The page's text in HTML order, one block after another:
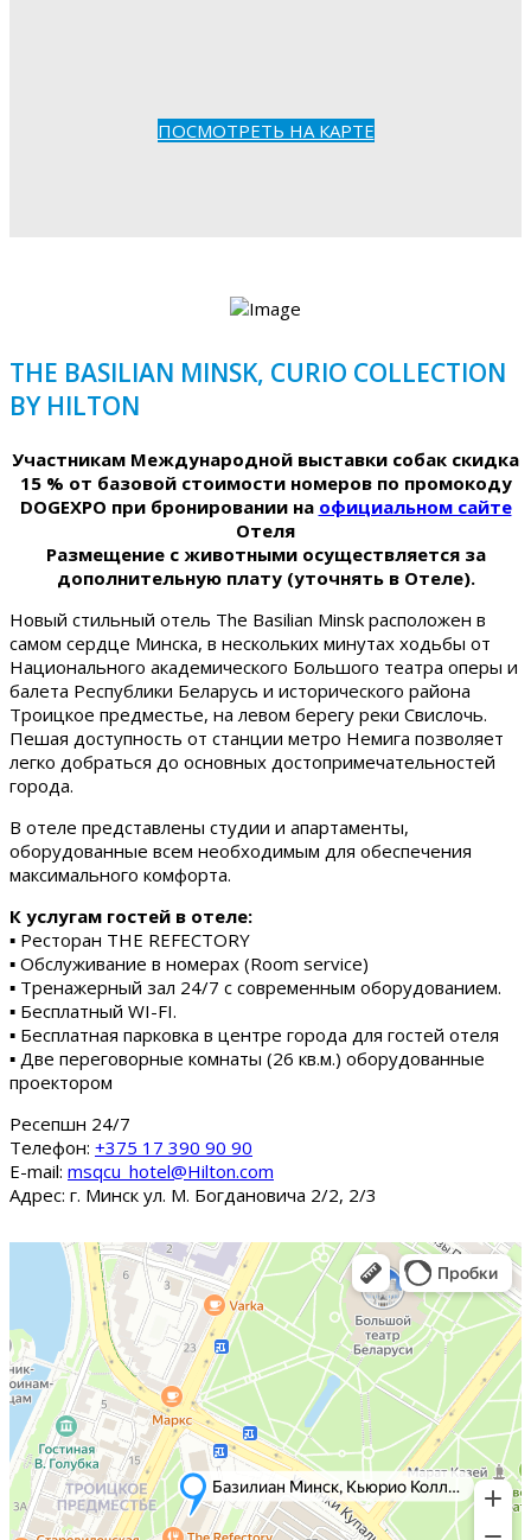
ПОСМОТРЕТЬ НА КАРТЕ
THE BASILIAN MINSK, CURIO COLLECTION
BY HILTON
Участникам Международной выставки собак скидка
15 % от базовой стоимости номеров по промокоду
DOGEXPO при бронировании на официальном сайте
Отеля
Размещение с животными осуществляется за
дополнительную плату (уточнять в Отеле).
Новый стильный отель The Basilian Minsk расположен в
самом сердце Минска, в нескольких минутах ходьбы от
Национального академического Большого театра оперы и
балета Республики Беларусь и исторического района
Троицкое предместье, на левом берегу реки Свислочь.
Пешая доступность от станции метро Немига позволяет
легко добраться до основных достопримечательностей
города.
В отеле представлены студии и апартаменты,
оборудованные всем необходимым для обеспечения
максимального комфорта.
К услугам гостей в отеле:
▪ Ресторан THE REFECTORY
▪ Обслуживание в номерах (Room service)
▪ Тренажерный зал 24/7 с современным оборудованием.
▪ Бесплатный WI-FI.
▪ Бесплатная парковка в центре города для гостей отеля
▪ Две переговорные комнаты (26 кв.м.) оборудованные
проектором
Ресепшн 24/7
Tелефон: +375 17 390 90 90
E-mail: msqcu_hotel@Hilton.com
Адрес: г. Минск ул. М. Богдановича 2/2, 2/3